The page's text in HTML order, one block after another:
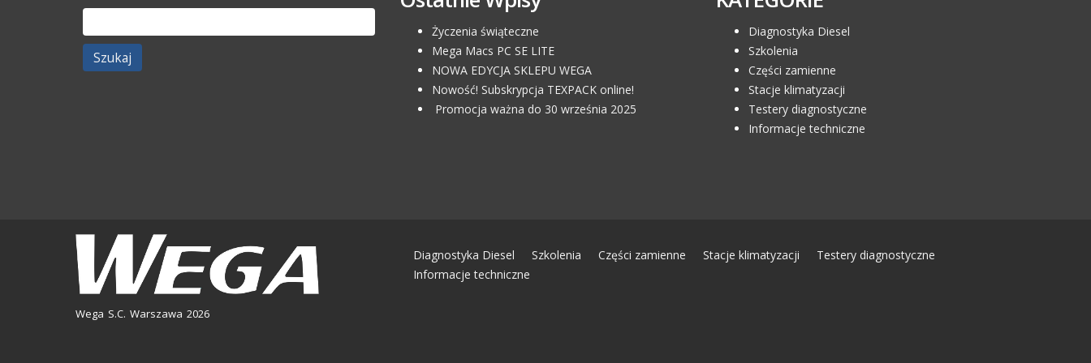
Szukaj:
Życzenia świąteczne
Mega Macs PC SE LITE
NOWA EDYCJA SKLEPU WEGA
Nowość! Subskrypcja TEXPACK online!
Promocja ważna do 30 września 2025
Diagnostyka Diesel
Szkolenia
Części zamienne
Stacje klimatyzacji
Testery diagnostyczne
Informacje techniczne
Wega S.C. Warszawa 2026
Diagnostyka Diesel Szkolenia Części zamienne Stacje klimatyzacji
Testery diagnostyczne
Informacje techniczne